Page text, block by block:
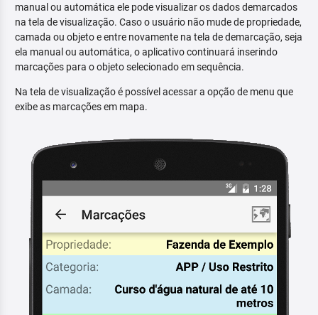
manual ou automática ele pode visualizar os dados demarcados
na tela de visualização. Caso o usuário não mude de propriedade,
camada ou objeto e entre novamente na tela de demarcação, seja
ela manual ou automática, o aplicativo continuará inserindo
marcações para o objeto selecionado em sequência.
Na tela de visualização é possível acessar a opção de menu que
exibe as marcações em mapa.